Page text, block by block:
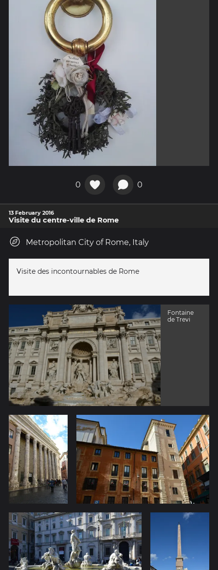
0 0
13 February 2016
Visite du centre-ville de Rome
Metropolitan City of Rome, Italy
Visite des incontournables de Rome
Fontaine
de Trevi